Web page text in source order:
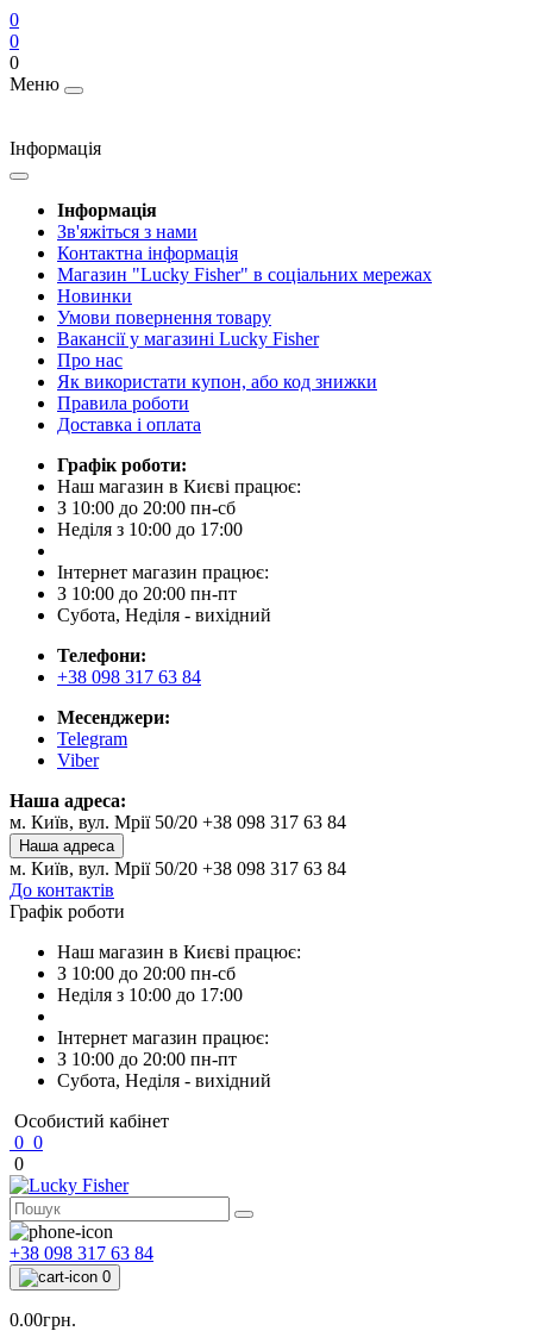
0
0
0
Меню
Інформація
Інформація
Зв'яжіться з нами
Контактна інформація
Магазин "Lucky Fisher" в соціальних мережах
Новинки
Умови повернення товару
Вакансії у магазині Lucky Fisher
Про нас
Як використати купон, або код знижки
Правила роботи
Доставка і оплата
Графік роботи:
Наш магазин в Києві працює:
З 10:00 до 20:00 пн-сб
Неділя з 10:00 до 17:00
Інтернет магазин працює:
З 10:00 до 20:00 пн-пт
Субота, Неділя - вихідний
Телефони:
+38 098 317 63 84
Месенджери:
Telegram
Viber
Наша адреса:
м. Київ, вул. Мрії 50/20 +38 098 317 63 84
Наша адреса
м. Київ, вул. Мрії 50/20 +38 098 317 63 84
До контактів
Графік роботи
Наш магазин в Києві працює:
З 10:00 до 20:00 пн-сб
Неділя з 10:00 до 17:00
Інтернет магазин працює:
З 10:00 до 20:00 пн-пт
Субота, Неділя - вихідний
Особистий кабінет
0 0
0
+38 098 317 63 84
0
0.00грн.